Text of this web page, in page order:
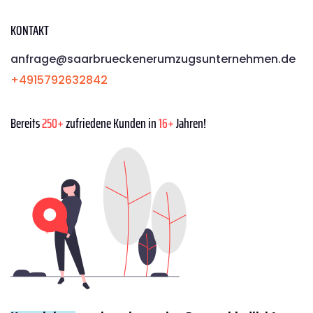
KONTAKT
anfrage@saarbrueckenerumzugsunternehmen.de
+4915792632842
Bereits250+zufriedene Kunden in16+Jahren!